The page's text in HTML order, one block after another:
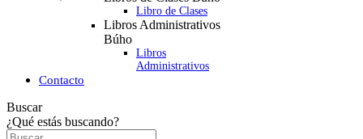
Libro de Clases
Libros Administrativos
Búho
Libros
Administrativos
Contacto
Buscar
¿Qué estás buscando?